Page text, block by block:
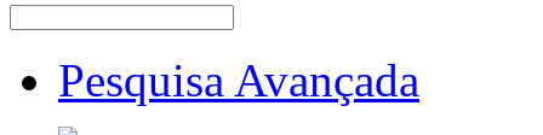
Pesquisa Avançada